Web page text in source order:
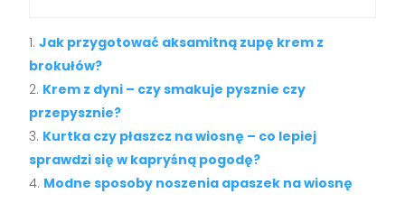
Jak przygotować aksamitną zupę krem z
brokułów?
Krem z dyni – czy smakuje pysznie czy
przepysznie?
Kurtka czy płaszcz na wiosnę – co lepiej
sprawdzi się w kapryśną pogodę?
Modne sposoby noszenia apaszek na wiosnę